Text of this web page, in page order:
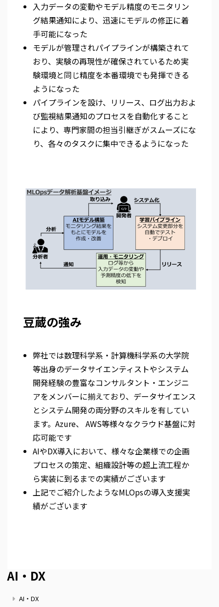
入力データの変動やモデル精度のモニタリン
グ結果通知により、迅速にモデルの修正に着
手可能になった
モデルが管理されパイプラインが構築されて
おり、実験の再現性が確保されているため実
験環境と同じ精度を本番環境でも発揮できる
ようになった
パイプラインを設け、リリース、ログ出力およ
び監視結果通知のプロセスを自動化すること
により、専門家間の担当引継ぎがスムーズにな
り、各々のタスクに集中できるようになった
豆蔵の強み
弊社では数理科学系・計算機科学系の大学院
等出身のデータサイエンティストやシステム
開発経験の豊富なコンサルタント・エンジニ
アをメンバーに揃えており、データサイエンス
とシステム開発の両分野のスキルを有してい
ます。Azure、 AWS等様々なクラウド基盤に対
応可能です
AIやDX導入において、様々な企業様での企画
プロセスの策定、組織設計等の超上流工程か
ら実装に到るまでの実績がございます
上記でご紹介したようなMLOpsの導入支援実
績がございます
AI・DX
AI・DX